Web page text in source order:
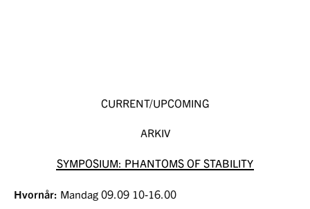
CURRENT/UPCOMING
ARKIV
SYMPOSIUM: PHANTOMS OF STABILITY
Hvornår: Mandag 09.09 10-16.00